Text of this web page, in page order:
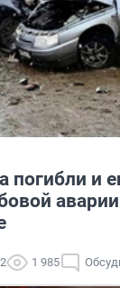
погибли и
1 985